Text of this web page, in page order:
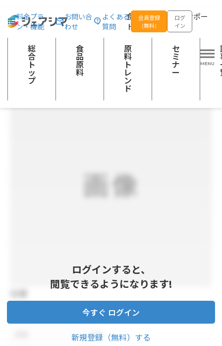
食品の企画開発をサポー
トする
料金プラ
ン・機能
お問い合
わせ
よくある
質問
会員登録
(無料)
ログ
イン
総
合
ト
ッ
プ
食
品
原
料
原
料
ト
レ
ン
ド
セ
ミ
ナ
ー
総合トップ 食品原料 贅沢いちごジャム
果実加工品
ログインすると、
閲覧できるようになります!
今すぐ ログイン
新規登録（無料）する
内容量
形状